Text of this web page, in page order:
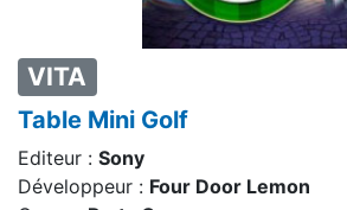
VITA
Table Mini Golf
Editeur : Sony
Développeur : Four Door Lemon